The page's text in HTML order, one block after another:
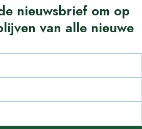
nieuwsbrief om op
van alle nieuwe